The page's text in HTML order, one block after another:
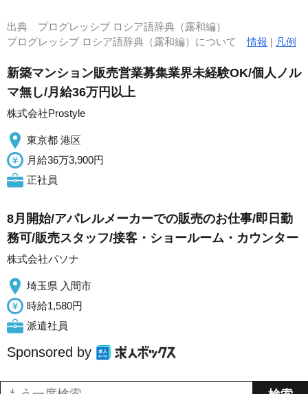
出典 プログレッシブ ロシア語辞典（露和編）
プログレッシブ ロシア語辞典（露和編）について情報 | 凡例
新築マンション販売営業募集業界未経験OK/個人ノル
マ無し/月給36万円以上
株式会社Prostyle
東京都 港区
月給36万3,900円
正社員
8月開始/アパレルメーカーでの販売のお仕事/即日勤
務可/販売スタッフ/接客・ショールーム・カウンター
株式会社パソナ
埼玉県 入間市
時給1,580円
派遣社員
Sponsored by